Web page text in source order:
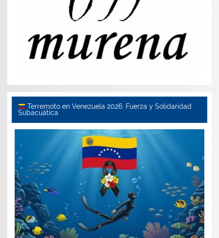
Terremoto en Venezuela 2026: Fuerza y Solidaridad
Subacuática